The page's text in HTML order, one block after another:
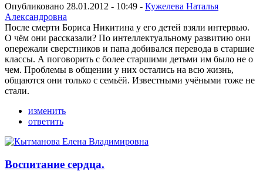
Опубликовано 28.01.2012 - 10:49 - Кужелева Наталья
Александровна
После смерти Бориса Никитина у его детей взяли интервью.
О чём они рассказали? По интеллектуальному развитию они
опережали сверстников и папа добивался перевода в старшие
классы. А поговорить с более старшими детьми им было не о
чем. Проблемы в общении у них остались на всю жизнь,
общаются они только с семьёй. Известными учёными тоже не
стали.
изменить
ответить
Воспитание сердца.